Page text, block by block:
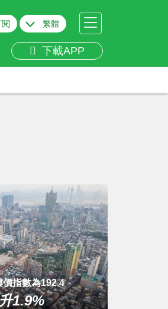
繁體
下載APP
價指數為192.4
1.9%